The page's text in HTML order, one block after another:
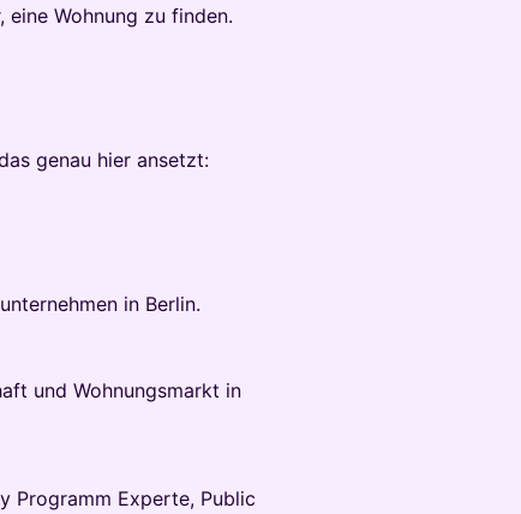
Wohnung zu finden.
genau hier ansetzt:
in Berlin.
und Wohnungsmarkt in
Programm Experte, Public